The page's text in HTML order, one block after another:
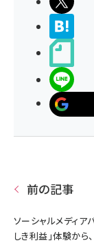
前の記事
ソーシャルメディア
しき利益」体験から